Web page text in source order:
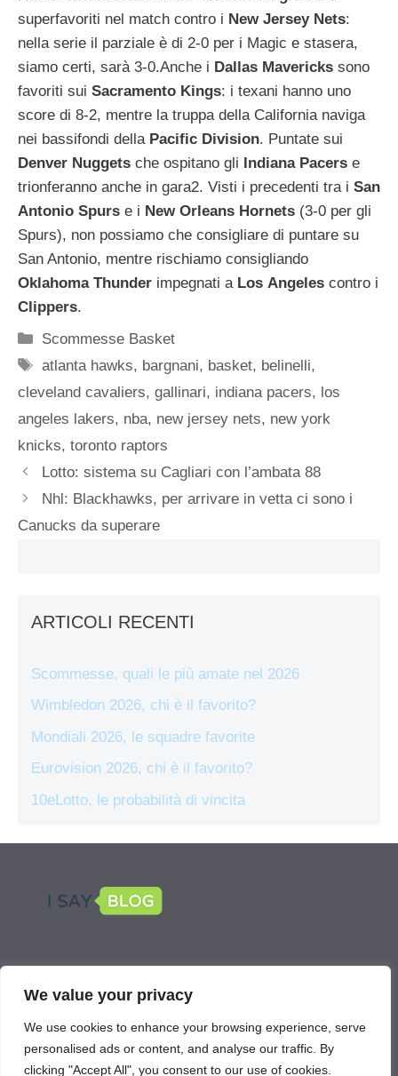
We value your privacy
We use cookies to enhance your browsing experience, serve
personalised ads or content, and analyse our traffic. By
clicking "Accept All", you consent to our use of cookies.
superfavoriti nel match contro i New Jersey Nets:
nella serie il parziale è di 2-0 per i Magic e stasera,
siamo certi, sarà 3-0.Anche i Dallas Mavericks sono
favoriti sui Sacramento Kings: i texani hanno uno
score di 8-2, mentre la truppa della California naviga
nei bassifondi della Pacific Division. Puntate sui
Denver Nuggets che ospitano gli Indiana Pacers e
trionferanno anche in gara2. Visti i precedenti tra i San
Antonio Spurs e i New Orleans Hornets (3-0 per gli
Spurs), non possiamo che consigliare di puntare su
San Antonio, mentre rischiamo consigliando
Oklahoma Thunder impegnati a Los Angeles contro i
Clippers.
Categorie
Scommesse Basket
Tag
atlanta hawks, bargnani, basket, belinelli,
cleveland cavaliers, gallinari, indiana pacers, los
angeles lakers, nba, new jersey nets, new york
knicks, toronto raptors
Lotto: sistema su Cagliari con l’ambata 88
Nhl: Blackhawks, per arrivare in vetta ci sono i
Canucks da superare
ARTICOLI RECENTI
Scommesse, quali le più amate nel 2026
Wimbledon 2026, chi è il favorito?
Mondiali 2026, le squadre favorite
Eurovision 2026, chi è il favorito?
10eLotto, le probabilità di vincita
LEGAL
Scommetti Online is part of the network
IsayBlog!